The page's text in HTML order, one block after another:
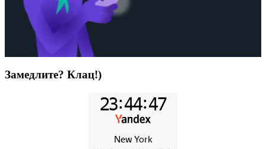
Замедлите? Клац!)